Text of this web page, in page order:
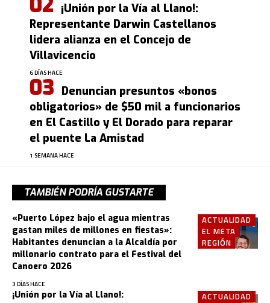
¡Unión por la Vía al Llano!:
Representante Darwin Castellanos
lidera alianza en el Concejo de
Villavicencio
6 DÍAS HACE
Denuncian presuntos «bonos
obligatorios» de $50 mil a funcionarios
en El Castillo y El Dorado para reparar
el puente La Amistad
1 SEMANA HACE
TAMBIÉN PODRÍA GUSTARTE
ACTUALIDAD
EL META
REGIÓN
«Puerto López bajo el agua mientras
gastan miles de millones en fiestas»:
Habitantes denuncian a la Alcaldía por
millonario contrato para el Festival del
Canoero 2026
3 DÍAS HACE
ACTUALIDAD
¡Unión por la Vía al Llano!: